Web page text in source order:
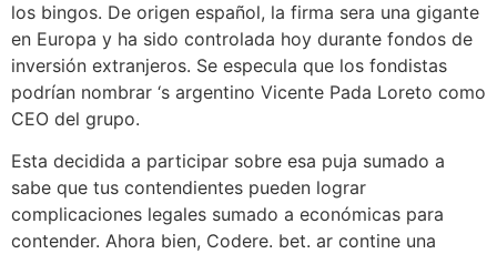
los bingos. De origen español, la firma sera una gigante
en Europa y ha sido controlada hoy durante fondos de
inversión extranjeros. Se especula que los fondistas
podrían nombrar ‘s argentino Vicente Pada Loreto como
CEO del grupo.
Esta decidida a participar sobre esa puja sumado a
sabe que tus contendientes pueden lograr
complicaciones legales sumado a económicas para
contender. Ahora bien, Codere. bet. ar contine una